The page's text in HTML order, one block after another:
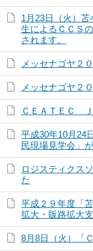
1月23日（火）
生によるＣＣＳ
されます。
メッセナゴヤ２
メッセナゴヤ２
ＣＥＡＴＥＣ
平成30年10月24
民現場見学会」
ロジスティクス
た
平成２９年度「
拡大・販路拡大
8月8日（火）「